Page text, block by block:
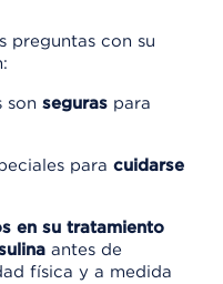
preguntas con su
son seguras para
para cuidarse
en su tratamiento
antes de
física y a medida